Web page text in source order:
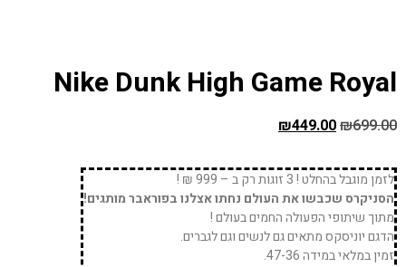
Nike Dunk High Game Royal
₪699.00
₪449.00
לזמן מוגבל בהחלט ! 3 זוגות רק ב – 999 ₪ !
הסניקרס שכבשו את העולם נחתו אצלנו בפוראבר מותגים!
מתוך שיתופי הפעולה החמים בעולם !
הדגם יוניסקס מתאים גם לנשים וגם לגברים.
זמין במלאי במידה 47-36.